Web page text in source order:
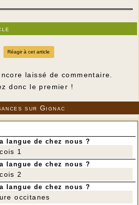
Réagir à cet article
laissé de commentaire.
donc le premier !
sur Gignac
langue de chez nous ?
1
langue de chez nous ?
2
langue de chez nous ?
occitanes